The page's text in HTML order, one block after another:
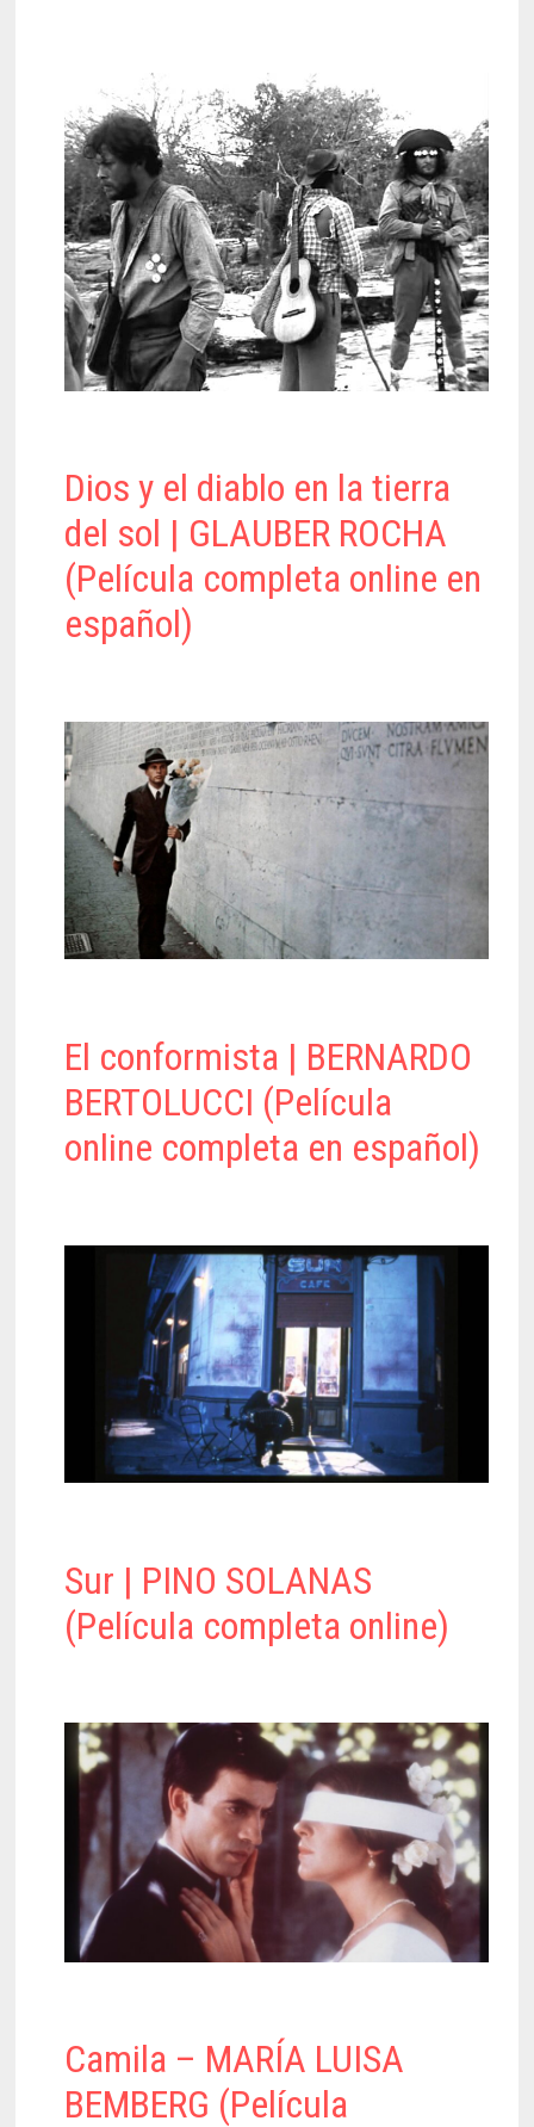
Dios y el diablo en la tierra
del sol | GLAUBER ROCHA
(Película completa online en
español)
El conformista | BERNARDO
BERTOLUCCI (Película
online completa en español)
Sur | PINO SOLANAS
(Película completa online)
Camila – MARÍA LUISA
BEMBERG (Película